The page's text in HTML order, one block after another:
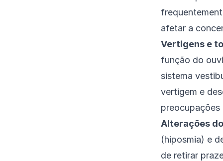
afetar a
Vertigens e
função do
sistema
vertigem e
Alterações
(hiposmia) e
de retirar